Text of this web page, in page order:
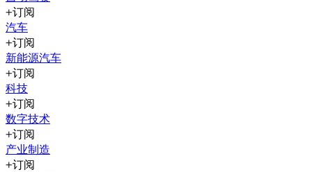
订阅
汽车
订阅
新能源汽车
订阅
科技
订阅
数字技术
订阅
产业制造
订阅